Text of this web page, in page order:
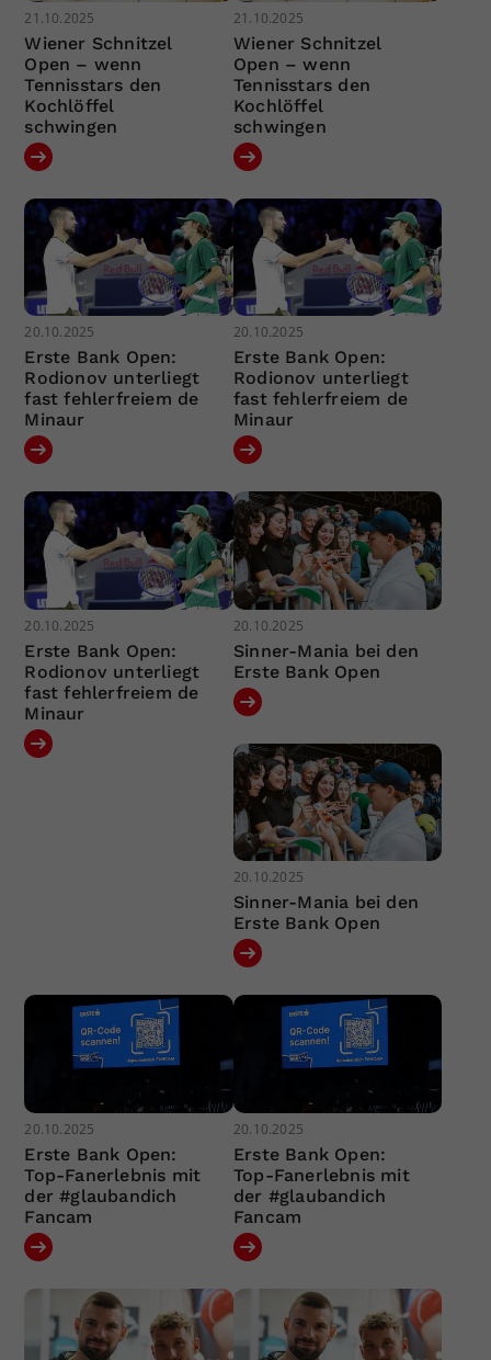
21.10.2025
Wiener Schnitzel
Open – wenn
Tennisstars den
Kochlöffel
schwingen
21.10.2025
Wiener Schnitzel
Open – wenn
Tennisstars den
Kochlöffel
schwingen
20.10.2025
Erste Bank Open:
Rodionov unterliegt
fast fehlerfreiem de
Minaur
20.10.2025
Erste Bank Open:
Rodionov unterliegt
fast fehlerfreiem de
Minaur
20.10.2025
Erste Bank Open:
Rodionov unterliegt
fast fehlerfreiem de
Minaur
20.10.2025
Sinner-Mania bei den
Erste Bank Open
20.10.2025
Sinner-Mania bei den
Erste Bank Open
20.10.2025
Erste Bank Open:
Top-Fanerlebnis mit
der #glaubandich
Fancam
20.10.2025
Erste Bank Open:
Top-Fanerlebnis mit
der #glaubandich
Fancam